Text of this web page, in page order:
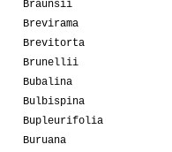
Braunsii
Brevirama
Brevitorta
Brunellii
Bubalina
Bulbispina
Bupleurifolia
Buruana